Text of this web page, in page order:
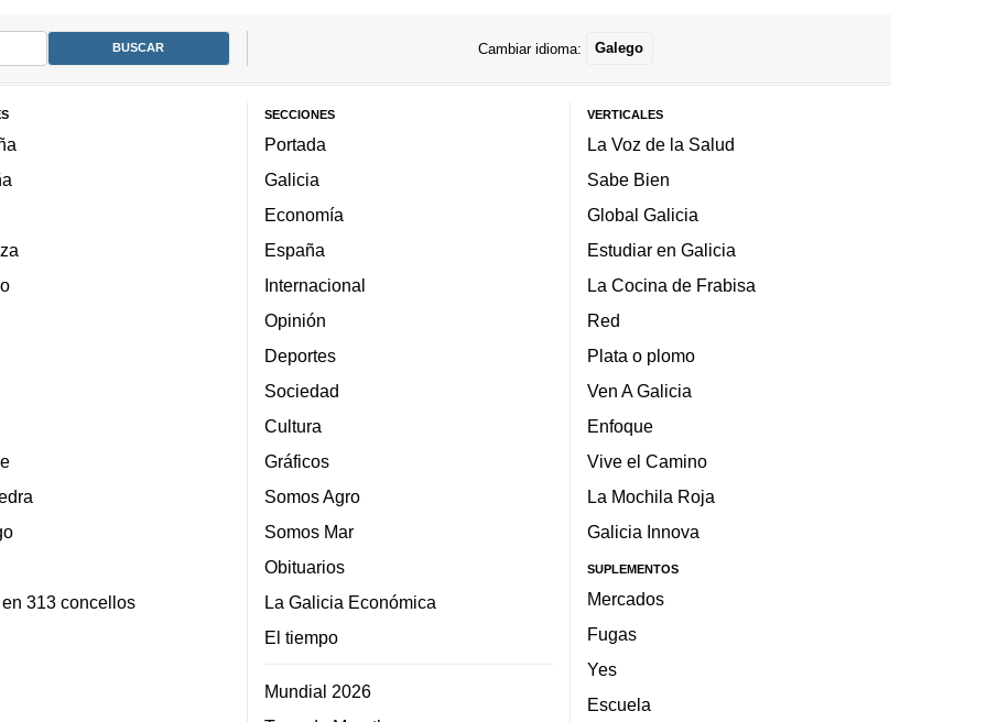
Cambiar idioma: Galego
313 concellos
SECCIONES
Portada
Galicia
Economía
España
Internacional
Opinión
Deportes
Sociedad
Cultura
Gráficos
Somos Agro
Somos Mar
Obituarios
La Galicia Económica
El tiempo
Mundial 2026
VERTICALES
La Voz de la Salud
Sabe Bien
Global Galicia
Estudiar en Galicia
La Cocina de Frabisa
Red
Plata o plomo
Ven A Galicia
Enfoque
Vive el Camino
La Mochila Roja
Galicia Innova
SUPLEMENTOS
Mercados
Fugas
Yes
Escuela